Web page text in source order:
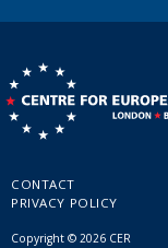
CONTACT
PRIVACY POLICY
Copyright © 2026 CER